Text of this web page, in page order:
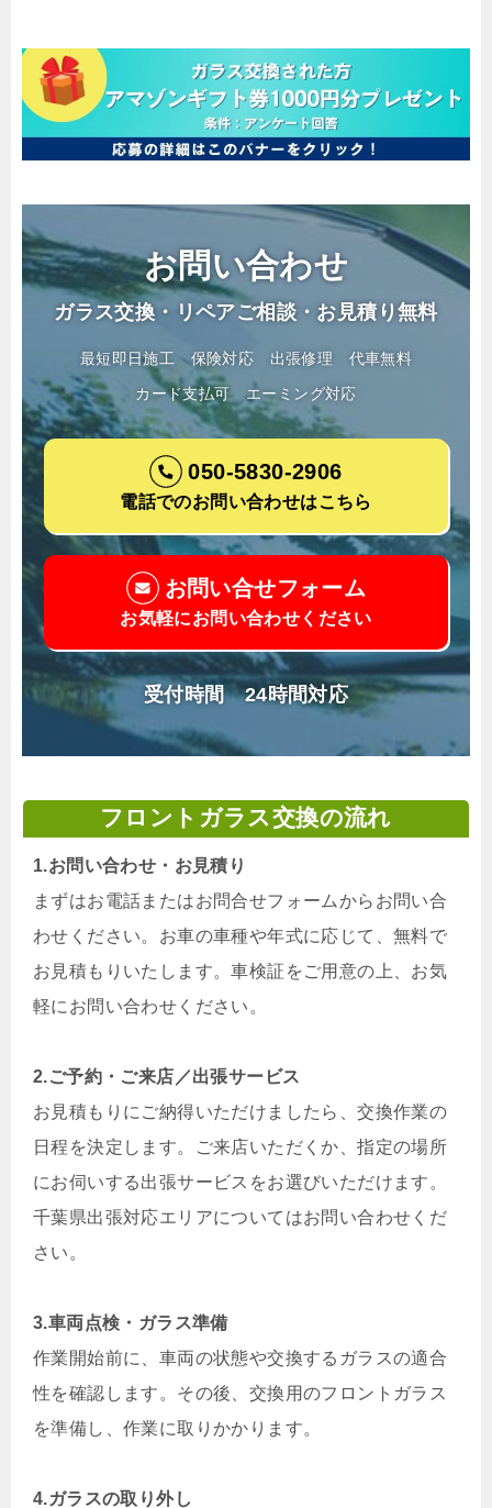
お問い合わせ
ガラス交換・リペアご相談・お見積り無料
最短即日施工 保険対応 出張修理
代車無料
カード支払可
エーミング対応
050-5830-2906
電話でのお問い合わせはこちら
お問い合せフォーム
お気軽にお問い合わせください
受付時間 24時間対応
フロントガラス交換の流れ
1.お問い合わせ・お見積り
まずはお電話またはお問合せフォームからお問い合
わせください。お車の車種や年式に応じて、無料で
お見積もりいたします。車検証をご用意の上、お気
軽にお問い合わせください。
2.ご予約・ご来店／出張サービス
お見積もりにご納得いただけましたら、交換作業の
日程を決定します。ご来店いただくか、指定の場所
にお伺いする出張サービスをお選びいただけます。
千葉県出張対応エリアについてはお問い合わせくだ
さい。
3.車両点検・ガラス準備
作業開始前に、車両の状態や交換するガラスの適合
性を確認します。その後、交換用のフロントガラス
を準備し、作業に取りかかります。
4.ガラスの取り外し